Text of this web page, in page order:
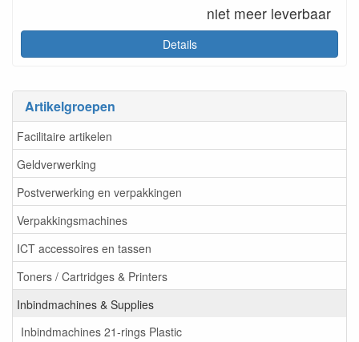
Artikelgroepen
Facilitaire artikelen
Geldverwerking
Postverwerking en verpakkingen
Verpakkingsmachines
ICT accessoires en tassen
Toners / Cartridges & Printers
Inbindmachines & Supplies
Inbindmachines 21-rings Plastic
niet meer leverbaar
Details